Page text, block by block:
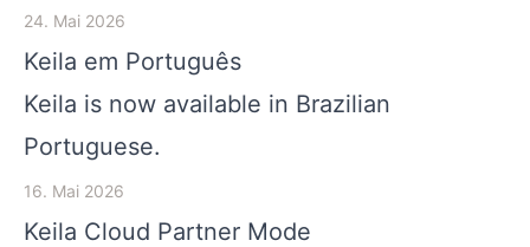
24. Mai 2026
Keila em Português
Keila is now available in Brazilian
Portuguese.
16. Mai 2026
Keila Cloud Partner Mode